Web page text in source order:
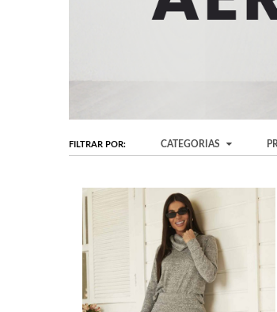
FILTRAR POR: CATEGORIAS